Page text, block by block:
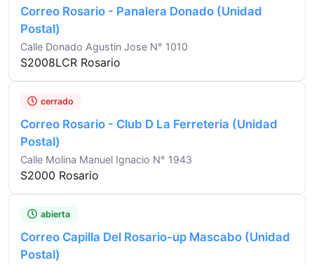
Correo Rosario - Panalera Donado (Unidad
Postal)
Calle Donado Agustin Jose N° 1010
S2008LCR Rosario
cerrado
Correo Rosario - Club D La Ferreteria (Unidad
Postal)
Calle Molina Manuel Ignacio N° 1943
S2000 Rosario
abierta
Correo Capilla Del Rosario-up Mascabo (Unidad
Postal)